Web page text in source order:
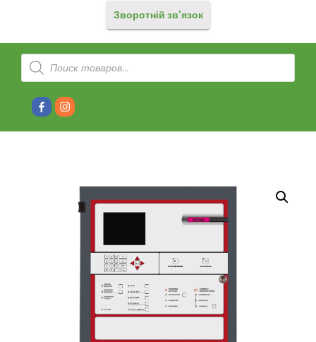
Зворотній зв'язок
Products
search
FacebookInstagram